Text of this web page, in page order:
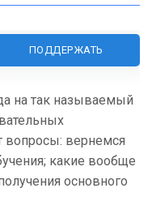
ПОДДЕРЖАТЬ
на так называемый
вопросы: вернемся
какие вообще
основного